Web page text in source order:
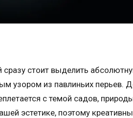
стоит выделить
узором из павлиньих перьев.
с темой садов,
эстетике, поэтому